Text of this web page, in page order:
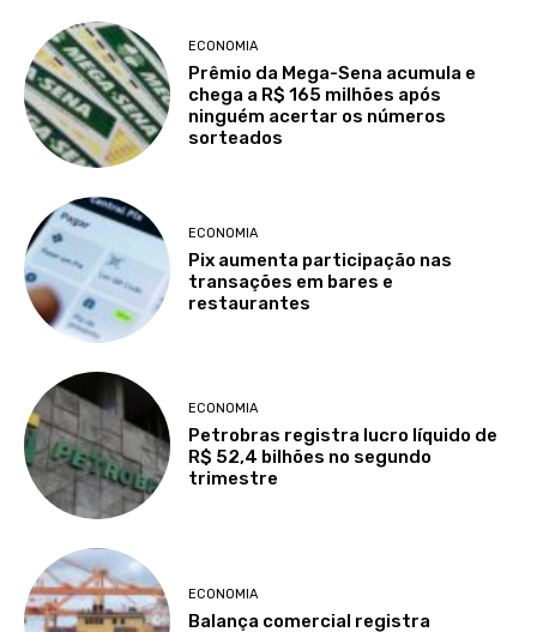
ECONOMIA
Prêmio da Mega-Sena acumula e
chega a R$ 165 milhões após
ninguém acertar os números
sorteados
ECONOMIA
Pix aumenta participação nas
transações em bares e
restaurantes
ECONOMIA
Petrobras registra lucro líquido de
R$ 52,4 bilhões no segundo
trimestre
ECONOMIA
Balança comercial registra